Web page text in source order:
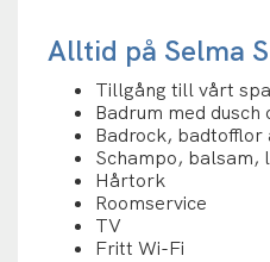
Alltid på Selma
Tillgång till vårt
Badrum med
Badrock, badtofflor
Schampo, balsam,
Hårtork
Roomservice
TV
Fritt Wi-Fi